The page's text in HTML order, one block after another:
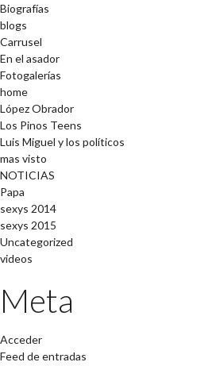
Biografías
blogs
Carrusel
En el asador
Fotogalerías
home
López Obrador
Los Pinos Teens
Luis Miguel y los políticos
mas visto
NOTICIAS
Papa
sexys 2014
sexys 2015
Uncategorized
videos
Meta
Acceder
Feed de entradas